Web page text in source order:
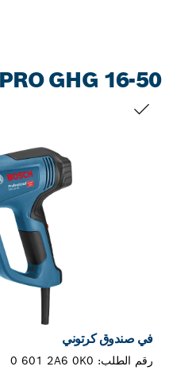
PRO GHG 16-50
في صندوق كرتوني
رقم الطلب:0 601 2A6 0K0